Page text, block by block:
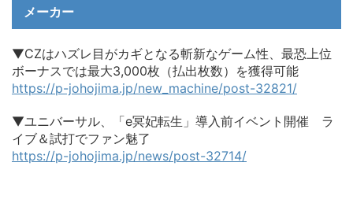
メーカー
▼CZはハズレ目がカギとなる斬新なゲーム性、最恐上位
ボーナスでは最大3,000枚（払出枚数）を獲得可能
https://p-johojima.jp/new_machine/post-32821/
▼ユニバーサル、「e冥妃転生」導入前イベント開催 ラ
イブ＆試打でファン魅了
https://p-johojima.jp/news/post-32714/